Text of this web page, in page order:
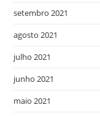
setembro 2021
agosto 2021
julho 2021
junho 2021
maio 2021